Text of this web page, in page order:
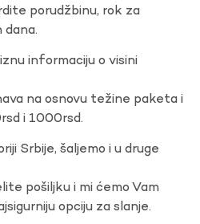
porudžbinu, rok za
dana.
informaciju o visini
na osnovu težine paketa i
i 1000rsd.
Srbije, šaljemo i u druge
pošiljku i mi ćemo Vam
opciju za slanje.